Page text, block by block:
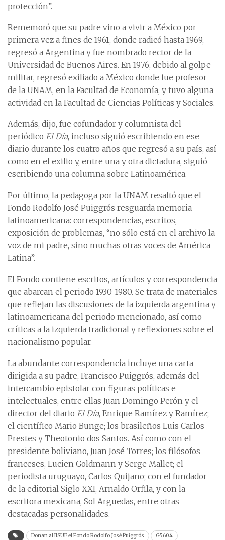
protección”.
Rememoró que su padre vino a vivir a México por
primera vez a fines de 1961, donde radicó hasta 1969,
regresó a Argentina y fue nombrado rector de la
Universidad de Buenos Aires. En 1976, debido al golpe
militar, regresó exiliado a México donde fue profesor
de la UNAM, en la Facultad de Economía, y tuvo alguna
actividad en la Facultad de Ciencias Políticas y Sociales.
Además, dijo, fue cofundador y columnista del
periódico El Día, incluso siguió escribiendo en ese
diario durante los cuatro años que regresó a su país, así
como en el exilio y, entre una y otra dictadura, siguió
escribiendo una columna sobre Latinoamérica.
Por último, la pedagoga por la UNAM resaltó que el
Fondo Rodolfo José Puiggrós resguarda memoria
latinoamericana: correspondencias, escritos,
exposición de problemas, “no sólo está en el archivo la
voz de mi padre, sino muchas otras voces de América
Latina”.
El Fondo contiene escritos, artículos y correspondencia
que abarcan el periodo 1930-1980. Se trata de materiales
que reflejan las discusiones de la izquierda argentina y
latinoamericana del periodo mencionado, así como
críticas a la izquierda tradicional y reflexiones sobre el
nacionalismo popular.
La abundante correspondencia incluye una carta
dirigida a su padre, Francisco Puiggrós, además del
intercambio epistolar con figuras políticas e
intelectuales, entre ellas Juan Domingo Perón y el
director del diario El Día, Enrique Ramírez y Ramírez;
el científico Mario Bunge; los brasileños Luis Carlos
Prestes y Theotonio dos Santos. Así como con el
presidente boliviano, Juan José Torres; los filósofos
franceses, Lucien Goldmann y Serge Mallet; el
periodista uruguayo, Carlos Quijano; con el fundador
de la editorial Siglo XXI, Arnaldo Orfila, y con la
escritora mexicana, Sol Arguedas, entre otras
destacadas personalidades.
Donan al IISUE el Fondo Rodolfo José Puiggrós
G5604